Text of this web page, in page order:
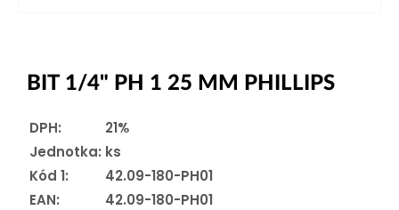
BIT 1/4" PH 1 25 MM PHILLIPS
DPH:
21%
Jednotka: ks
Kód 1:
42.09-180-PH01
EAN:
42.09-180-PH01